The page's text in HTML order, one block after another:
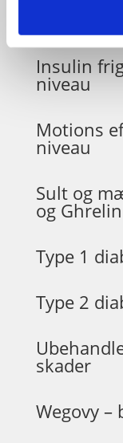
Insulin
niveau
Motions
niveau
Sult og
og Ghrelin
Type 1
Type 2
skader
Wegovy